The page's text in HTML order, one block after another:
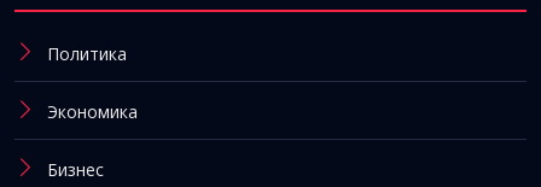
Политика
Экономика
Бизнес